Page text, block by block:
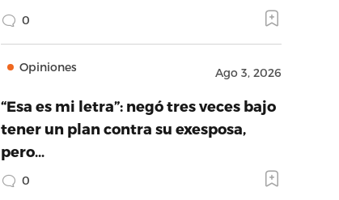
0
Opiniones Ago 3, 2026
“Esa es mi letra”: negó tres veces bajo
tener un plan contra su exesposa,
pero…
0